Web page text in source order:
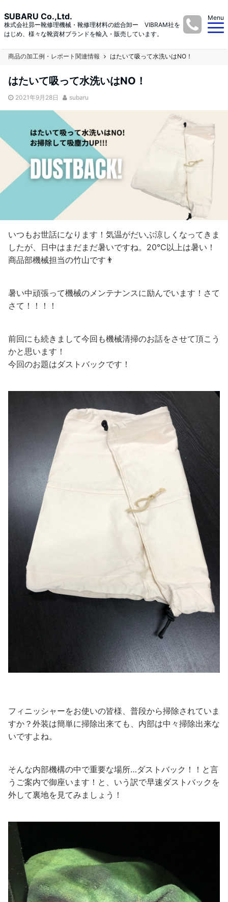
SUBARU Co.,Ltd.
株式会社昴ー靴修理機械・靴修理材料の総合卸ー VIBRAM社を
はじめ、様々な靴資材ブランドを輸入・販売しています。
Menu
商品の加工例・レポート関連情報 はたいて吸って水洗いはNO！
はたいて吸って水洗いはNO！
2021年9月28日 subaru
いつもお世話になります！気温がだいぶ涼しくなってきま
したが、日中はまだまだ暑いですね。20℃以上は暑い！
商品部機械担当の竹山です👨
暑い中頑張って機械のメンテナンスに励んでいます！さて
さて！！！！
前回にも続きまして今回も機械清掃のお話をさせて頂こう
かと思います！
今回のお題はダストバックです！
フィニッシャーをお使いの皆様、普段から掃除されていま
すか？外装は簡単に掃除出来ても、内部は中々掃除出来な
いですよね。
そんな内部機構の中で重要な場所…ダストバック！！と言
うご案内で御座います！と、いう訳で早速ダストバックを
外して裏地を見てみましょう！